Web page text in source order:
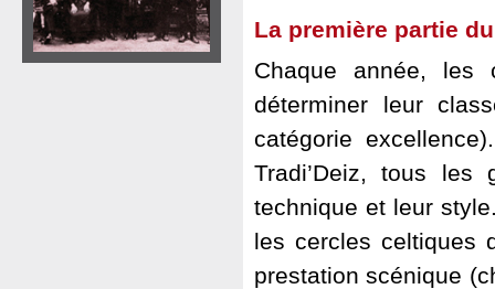
La première partie
Chaque année, les
déterminer leur
catégorie
Tradi’Deiz, tous
technique et leur
les cercles celtiques
prestation scénique